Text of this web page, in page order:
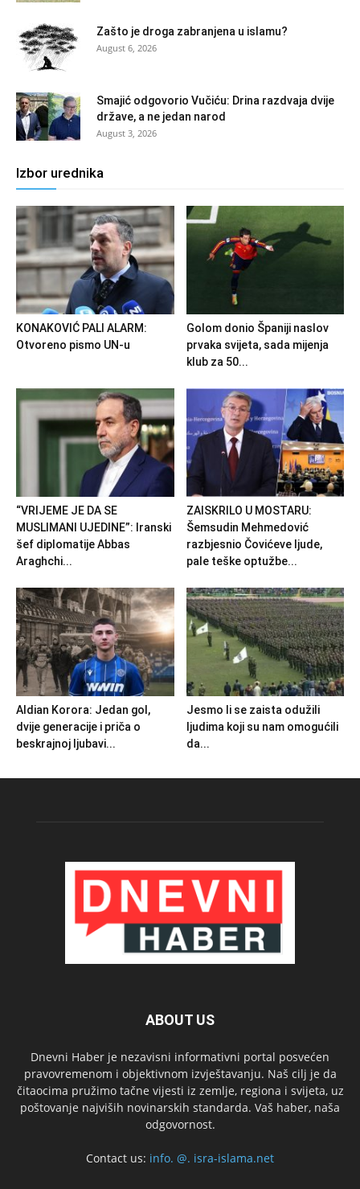
Zašto je droga zabranjena u islamu?
August 6, 2026
Smajić odgovorio Vučiću: Drina razdvaja dvije
države, a ne jedan narod
August 3, 2026
Izbor urednika
KONAKOVIĆ PALI ALARM:
Otvoreno pismo UN-u
Golom donio Španiji naslov
prvaka svijeta, sada mijenja
klub za 50...
“VRIJEME JE DA SE
MUSLIMANI UJEDINE”: Iranski
šef diplomatije Abbas
Araghchi...
ZAISKRILO U MOSTARU:
Šemsudin Mehmedović
razbjesnio Čovićeve ljude,
pale teške optužbe...
Aldian Korora: Jedan gol,
dvije generacije i priča o
beskrajnoj ljubavi...
Jesmo li se zaista odužili
ljudima koji su nam omogućili
da...
ABOUT US
Dnevni Haber je nezavisni informativni portal posvećen
pravovremenom i objektivnom izvještavanju. Naš cilj je da
čitaocima pružimo tačne vijesti iz zemlje, regiona i svijeta, uz
poštovanje najviših novinarskih standarda. Vaš haber, naša
odgovornost.
Contact us: info. @. isra-islama.net